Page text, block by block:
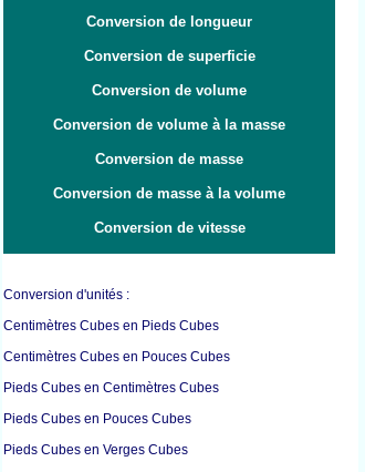
Conversion de longueur
Conversion de superficie
Conversion de volume
Conversion de volume à la masse
Conversion de masse
Conversion de masse à la volume
Conversion de vitesse
Conversion d'unités :
Centimètres Cubes en Pieds Cubes
Centimètres Cubes en Pouces Cubes
Pieds Cubes en Centimètres Cubes
Pieds Cubes en Pouces Cubes
Pieds Cubes en Verges Cubes